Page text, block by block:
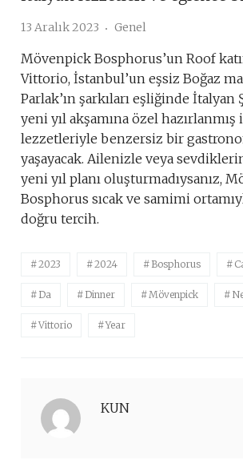
13 Aralık 2023 Genel
Mövenpick Bosphorus’un Roof
Vittorio, İstanbul’un eşsiz Boğaz
Parlak’ın şarkıları eşliğinde
yeni yıl akşamına özel hazırlanmış
lezzetleriyle benzersiz bir
yaşayacak. Ailenizle veya
yeni yıl planı oluşturmadıysanız,
Bosphorus sıcak ve samimi
doğru tercih.
2023 2024 Bosphorus
Da Dinner Mövenpick
Vittorio Year
KUN